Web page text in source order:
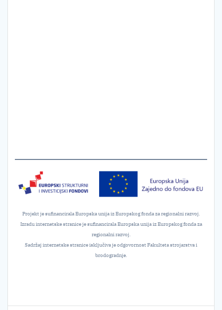
Projekt je sufinancirala Europska unija iz Europskog fonda za regionalni razvoj.
Izradu internetske stranice je sufinancirala Europska unija iz Europskog fonda za
regionalni razvoj.
Sadržaj internetske stranice isključiva je odgovornost Fakulteta strojarstva i
brodogradnje.